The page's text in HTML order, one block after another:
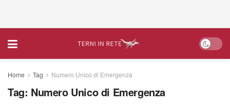
Home Tag Numero Unico di Emergenza
Tag: Numero Unico di Emergenza